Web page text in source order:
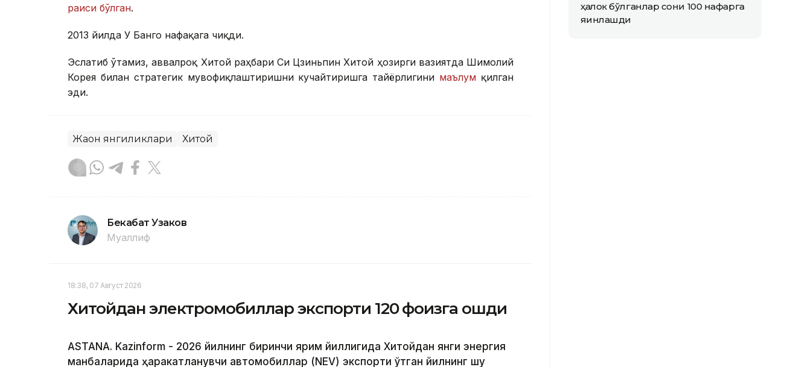
раиси бўлган.
2013 йилда У Банго нафақага чиқди.
Эслатиб ўтамиз, аввалроқ Хитой раҳбари Си Цзиньпин Хитой ҳозирги вазиятда Шимолий
Корея билан стратегик мувофиқлаштиришни кучайтиришга тайёрлигини маълум қилган
эди.
Жаҳон янгиликлари Хитой
Бекабат Узаков
Муаллиф
18:38, 07 Август 2026
Хитойдан электромобиллар экспорти 120 фоизга ошди
ASTANA. Kazinform - 2026 йилнинг биринчи ярим йиллигида Хитойдан янги энергия
манбаларида ҳаракатланувчи автомобиллар (NEV) экспорти ўтган йилнинг шу
ҳалок бўлганлар сони 100 нафарга
яқинлашди